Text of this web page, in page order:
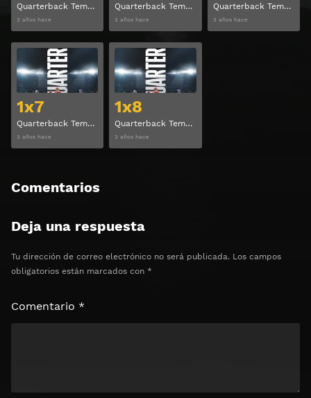
Quarterback Temporada 1 Capitulo 4
3 años hace
Quarterback Temporada 1 Capitulo 5
3 años hace
Quarterback Temporada 1 Capitulo 6
3 años hace
1x7
Quarterback Temporada 1 Capitulo 7
3 años hace
1x8
Quarterback Temporada 1 Capitulo 8
3 años hace
Comentarios
Deja una respuesta
Tu dirección de correo electrónico no será publicada. Los campos
obligatorios están marcados con *
Comentario *